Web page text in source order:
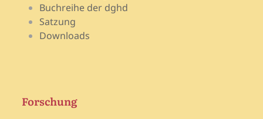
Buchreihe der dghd
Satzung
Downloads
Forschung